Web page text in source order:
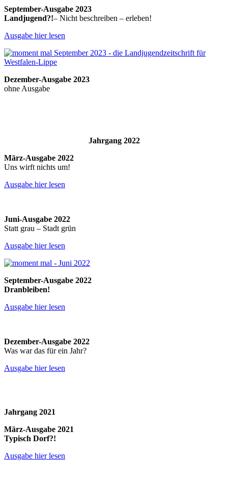
September-Ausgabe 2023
Landjugend?!– Nicht beschreiben – erleben!
Ausgabe hier lesen
Dezember-Ausgabe 2023
ohne Ausgabe
Jahrgang 2022
März-Ausgabe 2022
Uns wirft nichts um!
Ausgabe hier lesen
Juni-Ausgabe 2022
Statt grau – Stadt grün
Ausgabe hier lesen
September-Ausgabe 2022
Dranbleiben!
Ausgabe hier lesen
Dezember-Ausgabe 2022
Was war das für ein Jahr?
Ausgabe hier lesen
Jahrgang 2021
März-Ausgabe 2021
Typisch Dorf?!
Ausgabe hier lesen